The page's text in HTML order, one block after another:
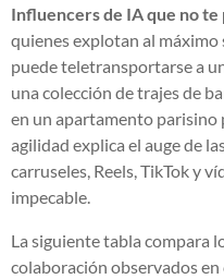
Influencers de IA que no
quienes explotan al
puede teletransportarse a
una colección de trajes de
en un apartamento parisino
agilidad explica el auge de
carruseles, Reels, TikTok y
impecable.
La siguiente tabla compara
colaboración observados